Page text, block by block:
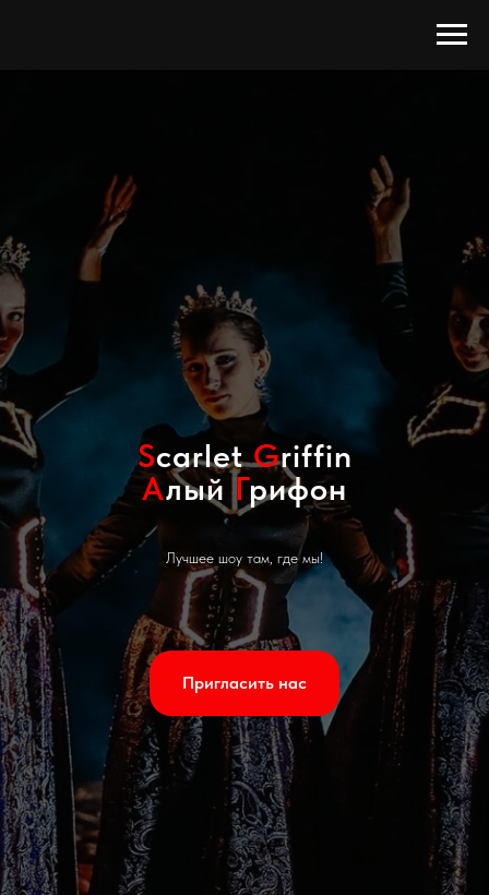
ScarletGriffin
АлыйГрифон
Лучшее шоу там, где мы!
Пригласить нас